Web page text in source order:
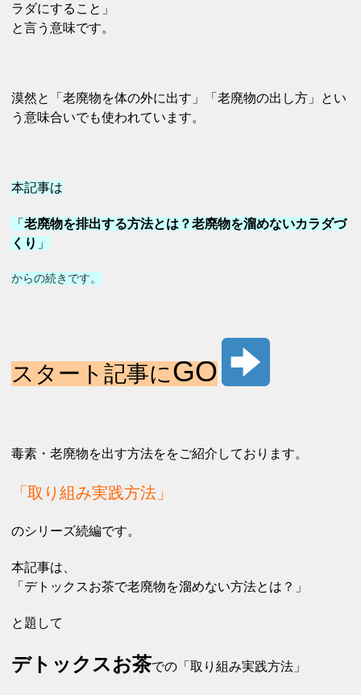
ラダにすること」
と言う意味です。
漠然と「老廃物を体の外に出す」
「老廃物の出し方」とい
う意味合いでも使われています。
本記事は
「老廃物を排出する方法とは？老廃物を溜めないカラダづ
くり 」
からの続きです。
スタート記事にGO
毒素・老廃物を出す方法ををご紹介しております。
「取り組み実践方法」
のシリーズ続編です。
本記事は、
「デトックスお茶で老廃物を溜めない方法とは？」
と題して
デトックスお茶での「取り組み実践方法」